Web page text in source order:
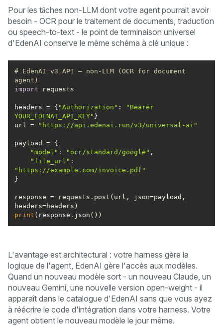
Pour les tâches non-LLM dont votre agent pourrait avoir
besoin - OCR pour le traitement de documents, traduction
ou speech-to-text - le point de terminaison universel
d'EdenAI conserve le même schéma à clé unique :
# EdenAI v3 API — non-LLM (OCR for document
agent)
import
headers = { "Authorization" :
"Bearer
YOUR_EDENAI_API_KEY"
url =
"https://api.edenai.run/v3/universal-ai"
"model" : "ocr/standard/google"
"file_url"
"https://example.com/invoice.pdf"
response = requests.post(url, json=payload,
print (response.json())
L'avantage est architectural : votre harness gère la
logique de l'agent, EdenAI gère l'accès aux modèles.
Quand un nouveau modèle sort - un nouveau Claude, un
nouveau Gemini, une nouvelle version open-weight - il
apparaît dans le catalogue d'EdenAI sans que vous ayez
à réécrire le code d'intégration dans votre harness. Votre
agent obtient le nouveau modèle le jour même.